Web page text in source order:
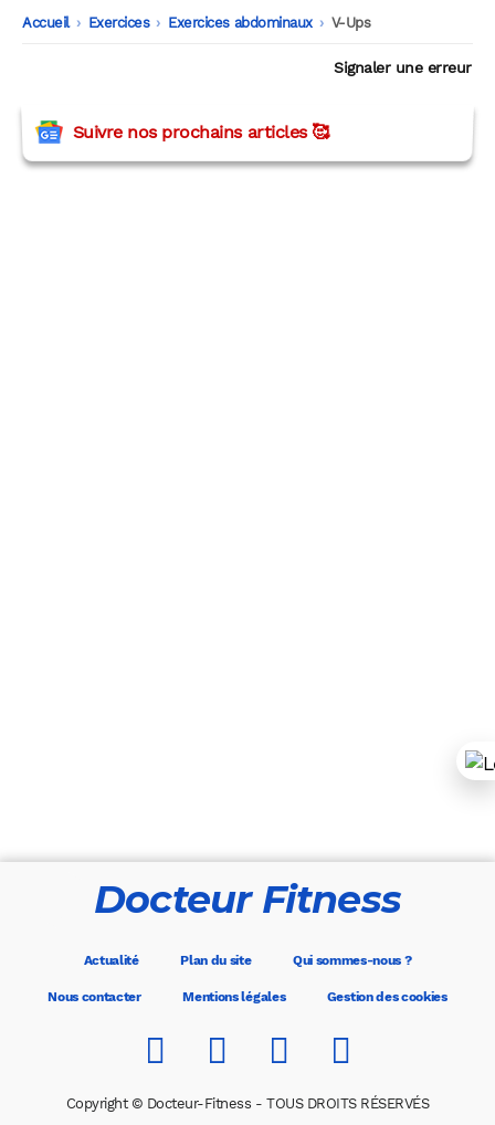
Accueil -
Exercices -
Exercices abdominaux -
V-Ups
Signaler une erreur
Suivre nos prochains articles 🥰
Docteur Fitness
Actualité Plan du site Qui sommes-nous ?
Nous contacter Mentions légales Gestion des cookies
Copyright © Docteur-Fitness - TOUS DROITS RÉSERVÉS